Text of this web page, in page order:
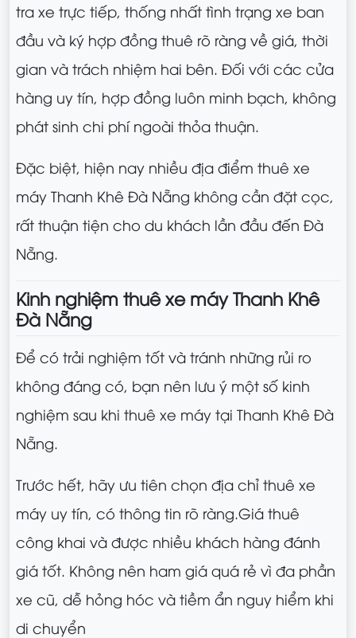
tra xe trực tiếp, thống nhất tình trạng xe ban
đầu và ký hợp đồng thuê rõ ràng về giá, thời
gian và trách nhiệm hai bên. Đối với các cửa
hàng uy tín, hợp đồng luôn minh bạch, không
phát sinh chi phí ngoài thỏa thuận.
Đặc biệt, hiện nay nhiều địa điểm thuê xe
máy Thanh Khê Đà Nẵng không cần đặt cọc,
rất thuận tiện cho du khách lần đầu đến Đà
Nẵng.
Kinh nghiệm thuê xe máy Thanh Khê
Đà Nẵng
Để có trải nghiệm tốt và tránh những rủi ro
không đáng có, bạn nên lưu ý một số kinh
nghiệm sau khi thuê xe máy tại Thanh Khê Đà
Nẵng.
Trước hết, hãy ưu tiên chọn địa chỉ thuê xe
máy uy tín, có thông tin rõ ràng.Giá thuê
công khai và được nhiều khách hàng đánh
giá tốt. Không nên ham giá quá rẻ vì đa phần
xe cũ, dễ hỏng hóc và tiềm ẩn nguy hiểm khi
di chuyển